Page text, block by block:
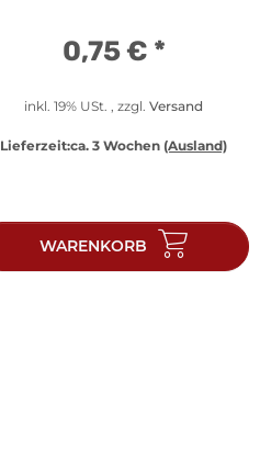
0,75 € *
inkl. 19% USt. , zzgl. Versand
Lieferzeit:ca. 3 Wochen (Ausland)
WARENKORB